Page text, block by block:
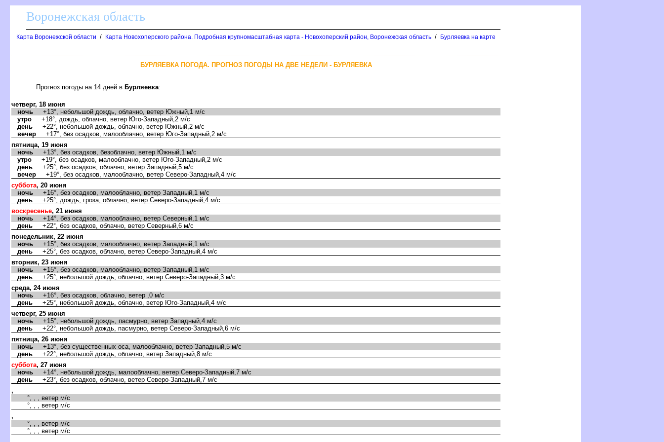
оронежская область
Карта Воронежской области / Карта Новохоперского района. Подробная крупномасштабная карта - Новохоперский район, Воронежская область / Бурляевка на карте
БУРЛЯЕВКА ПОГОДА. ПРОГНОЗ ПОГОДЫ НА ДВЕ НЕДЕЛИ - БУРЛЯЕВКА
Прогноз погоды на 14 дней Бурляевка:
четверг, 18 июня
ночь +13°, небольшой дождь, облачно, ветер Южный,1 м/с
утро +18°, дождь, облачно, ветер Юго-Западный,2 м/с
день +22°, небольшой дождь, облачно, ветер Южный,2 м/с
ечер +17°, без осадков, малооблачно, ветер Юго-Западный,2 м/с
пятница, 19 июня
ночь +13°, без осадков, безоблачно, ветер Южный,1 м/с
утро +19°, без осадков, малооблачно, ветер Юго-Западный,2 м/с
день +25°, без осадков, облачно, ветер Западный,5 м/с
ечер +19°, без осадков, малооблачно, ветер Северо-Западный,4 м/с
суббота, 20 июня
ночь +16°, без осадков, малооблачно, ветер Западный,1 м/с
день +25°, дождь, гроза, облачно, ветер Северо-Западный,4 м/с
оскресенье, 21 июня
ночь +14°, без осадков, малооблачно, ветер Северный,1 м/с
день +22°, без осадков, облачно, ветер Северный,6 м/с
понедельник, 22 июня
ночь +15°, без осадков, малооблачно, ветер Западный,1 м/с
день +25°, без осадков, облачно, ветер Северо-Западный,4 м/с
торник, 23 июня
ночь +15°, без осадков, малооблачно, ветер Западный,1 м/с
день +25°, небольшой дождь, облачно, ветер Северо-Западный,3 м/с
среда, 24 июня
ночь +16°, без осадков, облачно, ветер ,0 м/с
день +25°, небольшой дождь, облачно, ветер Юго-Западный,4 м/с
четверг, 25 июня
ночь +15°, небольшой дождь, пасмурно, ветер Западный,4 м/с
день +22°, небольшой дождь, пасмурно, ветер Северо-Западный,6 м/с
пятница, 26 июня
ночь +13°, без существенных оса, малооблачно, ветер Западный,5 м/с
день +22°, небольшой дождь, облачно, ветер Западный,8 м/с
суббота, 27 июня
ночь +14°, небольшой дождь, малооблачно, ветер Северо-Западный,7 м/с
день +23°, без осадков, облачно, ветер Северо-Западный,7 м/с
,
°, , , ветер м/с
°, , , ветер м/с
,
°, , , ветер м/с
°, , , ветер м/с